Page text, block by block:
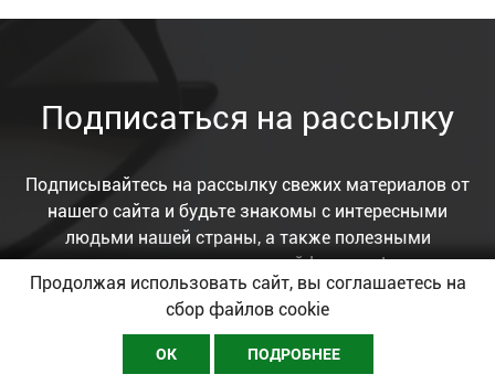
Подписаться на рассылку
Подписывайтесь на рассылку свежих материалов от
нашего сайта и будьте знакомы с интересными
людьми нашей страны, а также полезными
рекомендациями и лайфхаками!
Продолжая использовать сайт, вы соглашаетесь на
сбор файлов cookie
ОК ПОДРОБНЕЕ